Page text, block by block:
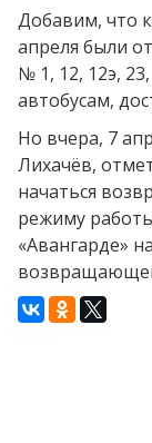
Добавим, что
апреля были
№ 1, 12, 12э,
автобусам,
Но вчера, 7
Лихачёв,
начаться
режиму
«Авангарде»